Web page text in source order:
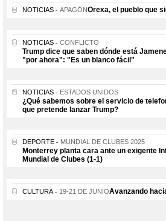
NOTICIAS APAGÓNOrexa, el pueblo que
NOTICIAS CONFLICTO
Trump dice que saben dónde está
"por ahora": "Es un blanco fácil"
NOTICIAS ESTADOS UNIDOS
¿Qué sabemos sobre el servicio de
que pretende lanzar Trump?
DEPORTE MUNDIAL DE CLUBES 2025
Monterrey planta cara ante un exigente
Mundial de Clubes (1-1)
CULTURA 19-21 DE JUNIOAvanzando